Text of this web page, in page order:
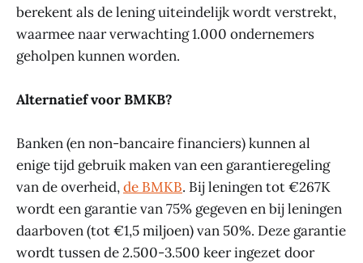
berekent als de lening uiteindelijk wordt verstrekt,
waarmee naar verwachting 1.000 ondernemers
geholpen kunnen worden.
Alternatief voor BMKB?
Banken (en non-bancaire financiers) kunnen al
enige tijd gebruik maken van een garantieregeling
van de overheid,de BMKB. Bij leningen tot €267K
wordt een garantie van 75% gegeven en bij leningen
daarboven (tot €1,5 miljoen) van 50%. Deze garantie
wordt tussen de 2.500-3.500 keer ingezet door